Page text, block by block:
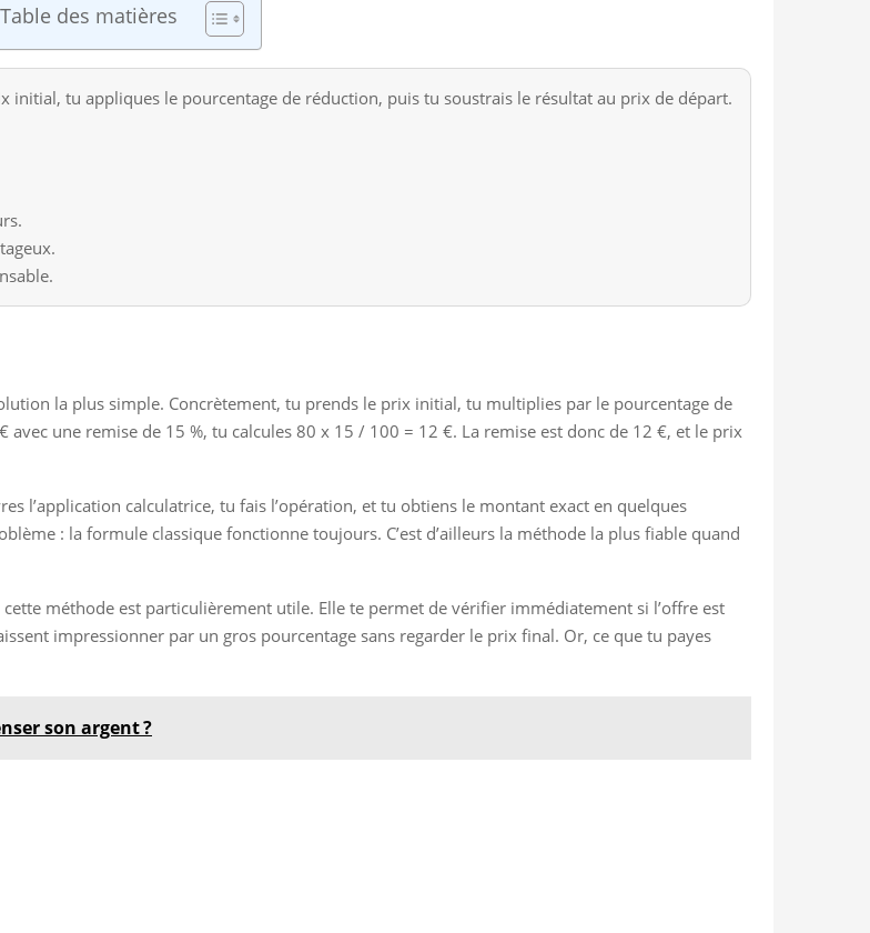
Table des matières
initial, tu appliques le pourcentage de réduction, puis tu soustrais le résultat au prix de départ.
la plus simple. Concrètement, tu prends le prix initial, tu multiplies par le pourcentage de
une remise de 15 %, tu calcules 80 x 15 / 100 = 12 €. La remise est donc de 12 €, et le prix
l’application calculatrice, tu fais l’opération, et tu obtiens le montant exact en quelques
: la formule classique fonctionne toujours. C’est d’ailleurs la méthode la plus fiable quand
méthode est particulièrement utile. Elle te permet de vérifier immédiatement si l’offre est
impressionner par un gros pourcentage sans regarder le prix final. Or, ce que tu payes
son argent ?